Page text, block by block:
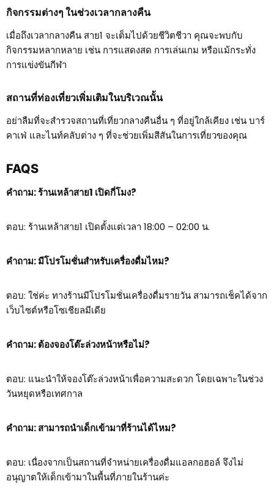
กิจกรรมต่างๆ ในช่วงเวลากลางคืน
เมื่อถึงเวลากลางคืน สาย1 จะเต็มไปด้วยชีวิตชีวา คุณจะพบกับ
กิจกรรมหลากหลาย เช่น การแสดงสด การเล่นเกม หรือแม้กระทั่ง
การแข่งขันกีฬา
สถานที่ท่องเที่ยวเพิ่มเติมในบริเวณนั้น
อย่าลืมที่จะสำรวจสถานที่เที่ยวกลางคืนอื่น ๆ ที่อยู่ใกล้เคียง เช่น บาร์
คาเฟ่ และไนท์คลับต่าง ๆ ที่จะช่วยเพิ่มสีสันในการเที่ยวของคุณ
FAQS
คำถาม: ร้านเหล้าสาย1 เปิดกี่โมง?
ตอบ: ร้านเหล้าสาย1 เปิดตั้งแต่เวลา 18:00 – 02:00 น.
คำถาม: มีโปรโมชั่นสำหรับเครื่องดื่มไหม?
ตอบ: ใช่ค่ะ ทางร้านมีโปรโมชั่นเครื่องดื่มรายวัน สามารถเช็คได้จาก
เว็บไซต์หรือโซเชียลมีเดีย
คำถาม: ต้องจองโต๊ะล่วงหน้าหรือไม่?
ตอบ: แนะนำให้จองโต๊ะล่วงหน้าเพื่อความสะดวก โดยเฉพาะในช่วง
วันหยุดหรือเทศกาล
คำถาม: สามารถนำเด็กเข้ามาที่ร้านได้ไหม?
ตอบ: เนื่องจากเป็นสถานที่จำหน่ายเครื่องดื่มแอลกอฮอล์ จึงไม่
อนุญาตให้เด็กเข้ามาในพื้นที่ภายในร้านค่ะ